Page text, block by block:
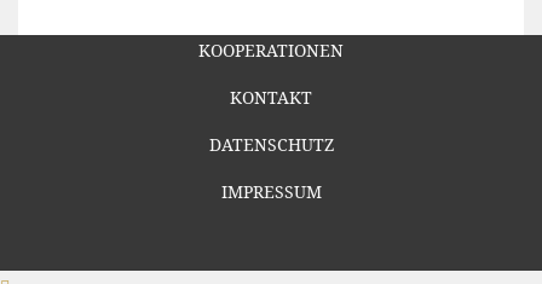
KOOPERATIONEN
KONTAKT
DATENSCHUTZ
IMPRESSUM